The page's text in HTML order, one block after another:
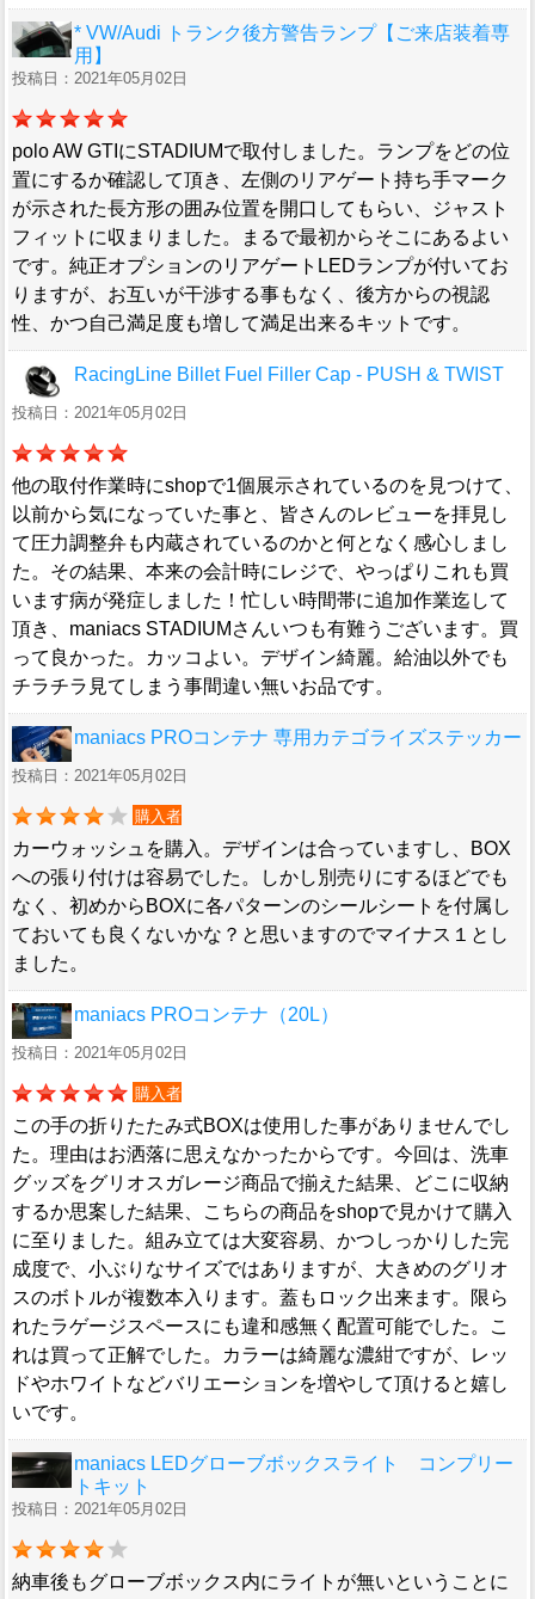
* VW/Audi トランク後方警告ランプ【ご来店装着専
用】
投稿日：2021年05月02日
polo AW GTIにSTADIUMで取付しました。ランプをどの位
置にするか確認して頂き、左側のリアゲート持ち手マーク
が示された長方形の囲み位置を開口してもらい、ジャスト
フィットに収まりました。まるで最初からそこにあるよい
です。純正オプションのリアゲートLEDランプが付いてお
りますが、お互いが干渉する事もなく、後方からの視認
性、かつ自己満足度も増して満足出来るキットです。
RacingLine Billet Fuel Filler Cap - PUSH & TWIST
投稿日：2021年05月02日
他の取付作業時にshopで1個展示されているのを見つけて、
以前から気になっていた事と、皆さんのレビューを拝見し
て圧力調整弁も内蔵されているのかと何となく感心しまし
た。その結果、本来の会計時にレジで、やっぱりこれも買
います病が発症しました！忙しい時間帯に追加作業迄して
頂き、maniacs STADIUMさんいつも有難うございます。買
って良かった。カッコよい。デザイン綺麗。給油以外でも
チラチラ見てしまう事間違い無いお品です。
maniacs PROコンテナ 専用カテゴライズステッカー
投稿日：2021年05月02日
購入者
カーウォッシュを購入。デザインは合っていますし、BOX
への張り付けは容易でした。しかし別売りにするほどでも
なく、初めからBOXに各パターンのシールシートを付属し
ておいても良くないかな？と思いますのでマイナス１とし
ました。
maniacs PROコンテナ（20L）
投稿日：2021年05月02日
購入者
この手の折りたたみ式BOXは使用した事がありませんでし
た。理由はお洒落に思えなかったからです。今回は、洗車
グッズをグリオスガレージ商品で揃えた結果、どこに収納
するか思案した結果、こちらの商品をshopで見かけて購入
に至りました。組み立ては大変容易、かつしっかりした完
成度で、小ぶりなサイズではありますが、大きめのグリオ
スのボトルが複数本入ります。蓋もロック出来ます。限ら
れたラゲージスペースにも違和感無く配置可能でした。こ
れは買って正解でした。カラーは綺麗な濃紺ですが、レッ
ドやホワイトなどバリエーションを増やして頂けると嬉し
いです。
maniacs LEDグローブボックスライト コンプリー
トキット
投稿日：2021年05月02日
納車後もグローブボックス内にライトが無いということに